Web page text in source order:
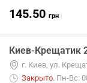
145.50 грн
Киев-Крещатик
г. Киев, ул.
Закрыто. Пн-Вс: